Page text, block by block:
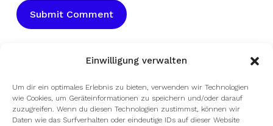
Einwilligung verwalten
Um dir ein optimales Erlebnis zu bieten, verwenden wir Technologien
wie Cookies, um Geräteinformationen zu speichern und/oder darauf
zuzugreifen. Wenn du diesen Technologien zustimmst, können wir
Daten wie das Surfverhalten oder eindeutige IDs auf dieser Website